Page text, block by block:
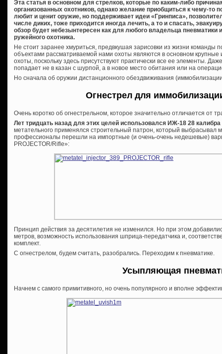
Эта статья в основном для стрелков, которые по каким-либо
организованных охотников, однако желание приобщиться к чему-то
любит и ценит оружие, но поддерживает идеи «Гринписа»,
числе диких, тоже приходится иногда лечить, а то и спасать,
обзор будет небезынтересен как для любого владельца пневматики
ружейного охотника.
Не стоит заранее хмуриться, предвкушая зарисовки из жизни команды
объектами рассматриваемой нами охоты являются в основном
охоты, поскольку здесь присутствуют практически все ее элементы.
попадает не в казан с шурпой, а в новое место обитания или на
Но сначала об оружии дистанционного обездвиживания
Огнестрел для
Очень коротко об огнестрельном, которое значительно отличается от
Лет тридцать назад для этих целей использовался ИЖ-18 28
метательного применялся строительный патрон, который выбрасывал
профессионалы перешли на импортные (и очень-очень недешевые)
PROJECTOR/Rifle»:
Принцип действия за десятилетия не изменился. Но при этом
метров, возможность использования шприца-передатчика и,
комплект.
С огнестрелом, будем считать, разобрались. Переходим к пневматике.
Усыпляющая
Начнем с самого примитивного, но очень популярного и вполне